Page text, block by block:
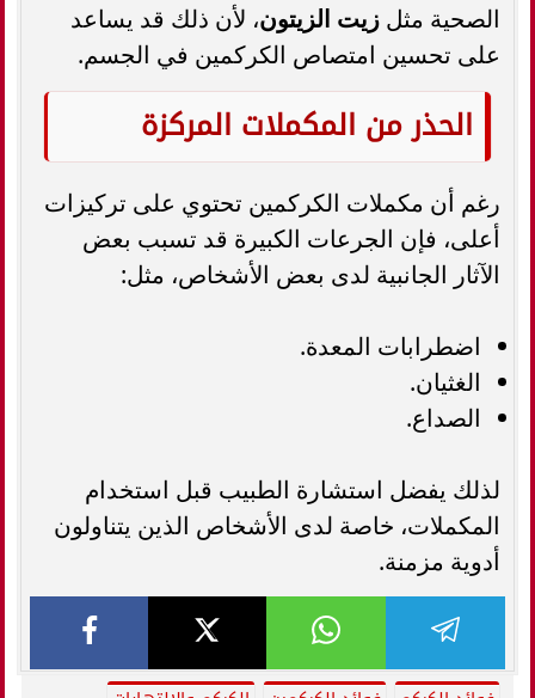
الصحية مثل زيت الزيتون، لأن ذلك قد يساعد
على تحسين امتصاص الكركمين في الجسم.
الحذر من المكملات المركزة
رغم أن مكملات الكركمين تحتوي على تركيزات
أعلى، فإن الجرعات الكبيرة قد تسبب بعض
الآثار الجانبية لدى بعض الأشخاص، مثل:
اضطرابات المعدة.
الغثيان.
الصداع.
لذلك يفضل استشارة الطبيب قبل استخدام
المكملات، خاصة لدى الأشخاص الذين يتناولون
أدوية مزمنة.